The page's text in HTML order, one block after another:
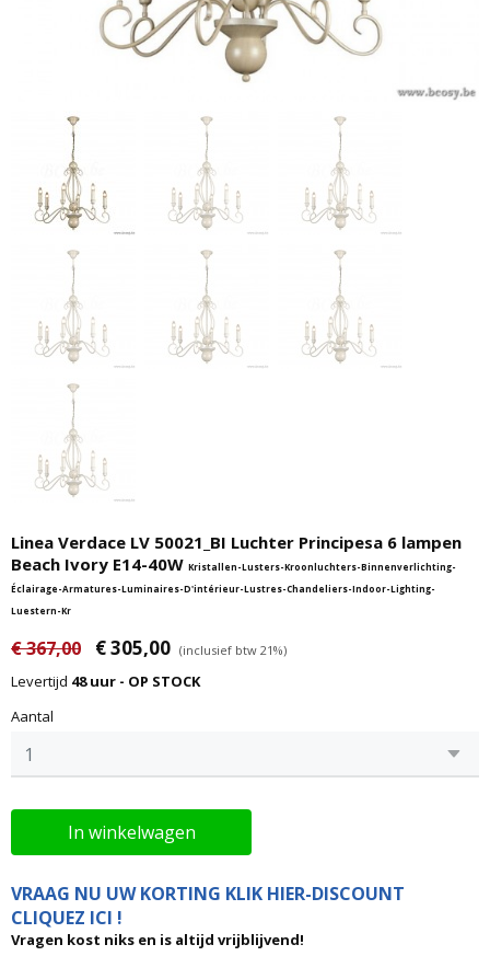
Linea Verdace LV 50021_BI Luchter Principesa 6 lampen
Beach Ivory E14-40W Kristallen-Lusters-Kroonluchters-Binnenverlichting-
Éclairage-Armatures-Luminaires-D'intérieur-Lustres-Chandeliers-Indoor-Lighting-
Luestern-Kr
€ 367,00 € 305,00 (inclusief btw 21%)
Levertijd 48 uur - OP STOCK
Aantal
In winkelwagen
VRAAG NU UW KORTING KLIK HIER-DISCOUNT
CLIQUEZ ICI !
Vragen kost niks en is altijd vrijblijvend!